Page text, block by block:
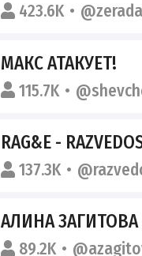
423.6K
МАКС АТАКУЕТ!
115.7K
RAG&E - RAZVEDOS
137.3K
АЛИНА ЗАГИТОВА
89.2K